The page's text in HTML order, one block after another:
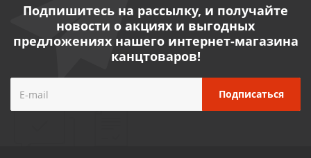
Подпишитесь на рассылку, и получайте
новости о акциях и выгодных
предложениях нашего интернет-магазина
канцтоваров!